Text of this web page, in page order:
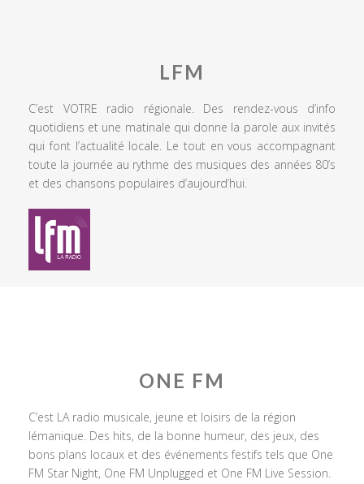
LFM
C’est VOTRE radio régionale. Des rendez-vous d’info
quotidiens et une matinale qui donne la parole aux invités
qui font l’actualité locale. Le tout en vous accompagnant
toute la journée au rythme des musiques des années 80’s
et des chansons populaires d’aujourd’hui.
ONE FM
C’est LA radio musicale, jeune et loisirs de la région
lémanique. Des hits, de la bonne humeur, des jeux, des
bons plans locaux et des événements festifs tels que One
FM Star Night, One FM Unplugged et One FM Live Session.